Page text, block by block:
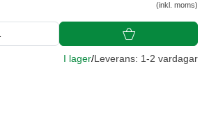
(inkl. moms)
I lager/Leverans: 1-2 vardagar